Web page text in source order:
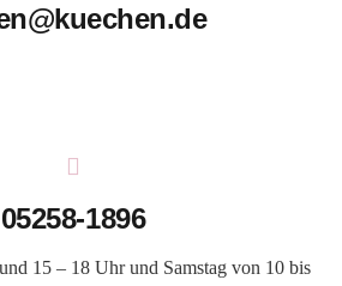
05258-1896
15 – 18 Uhr und Samstag von 10 bis